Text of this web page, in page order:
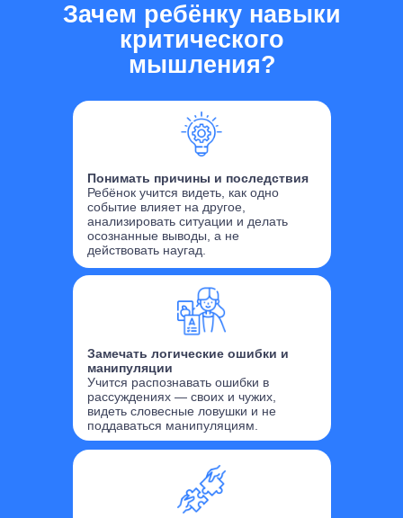
Понимать причины и последствия
Ребёнок учится видеть, как одно
событие влияет на другое,
анализировать ситуации и делать
осознанные выводы, а не
действовать наугад.
Замечать логические ошибки и
манипуляции
Учится распознавать ошибки в
рассуждениях — своих и чужих,
видеть словесные ловушки и не
поддаваться манипуляциям.
Зачем ребёнку навыки
критического
мышления?